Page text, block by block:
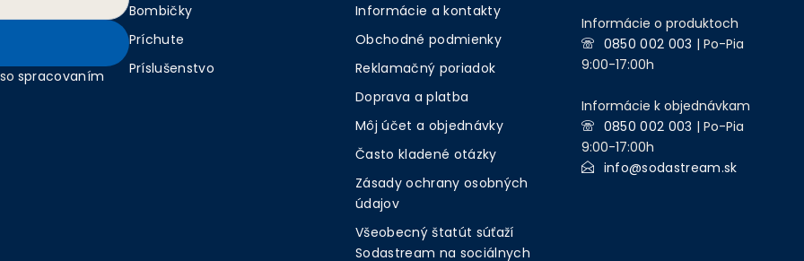
spracovaním
Bombičky
Príchute
Príslušenstvo
Informácie a kontakty
Obchodné podmienky
Reklamačný poriadok
Doprava a platba
Môj účet a objednávky
Často kladené otázky
Zásady ochrany osobných
údajov
Všeobecný štatút súťaží
Sodastream na sociálnych
Informácie o produktoch
0850 002 003 | Po-Pia
9:00-17:00h
Informácie k objednávkam
0850 002 003 | Po-Pia
9:00-17:00h
info@sodastream.sk